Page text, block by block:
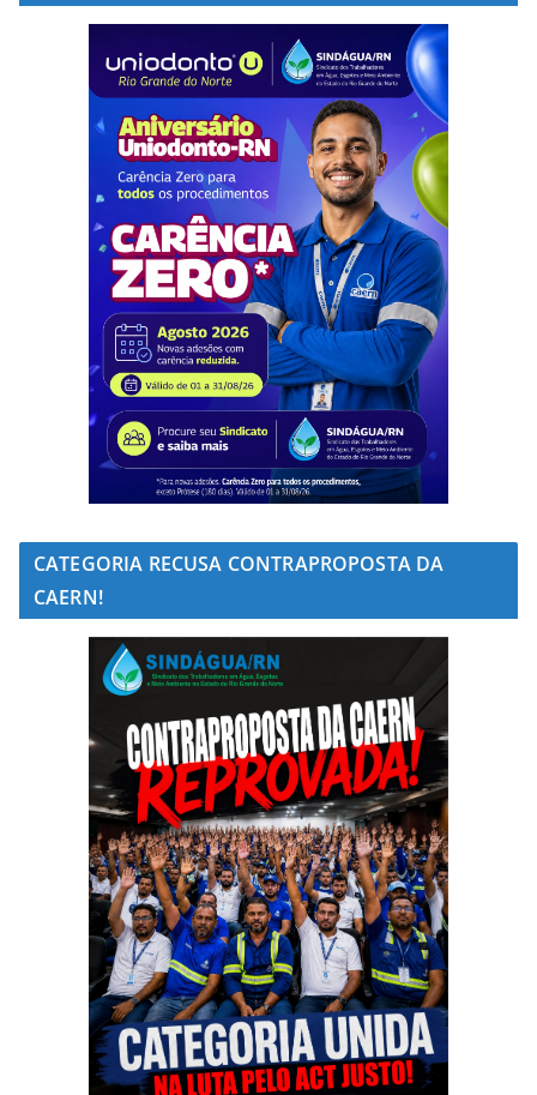
CATEGORIA RECUSA CONTRAPROPOSTA DA
CAERN!